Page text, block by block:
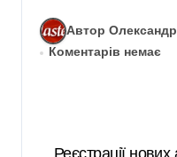
Автор Олександр
Коментарів немає